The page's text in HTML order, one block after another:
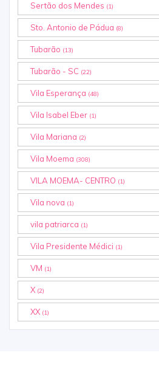
Sertão dos Mendes (1)
Sto. Antonio de Pádua (8)
Tubarão (13)
Tubarão - SC (22)
Vila Esperança (48)
Vila Isabel Eber (1)
Vila Mariana (2)
Vila Moema (308)
VILA MOEMA- CENTRO (1)
Vila nova (1)
vila patriarca (1)
Vila Presidente Médici (1)
VM (1)
X (2)
XX (1)